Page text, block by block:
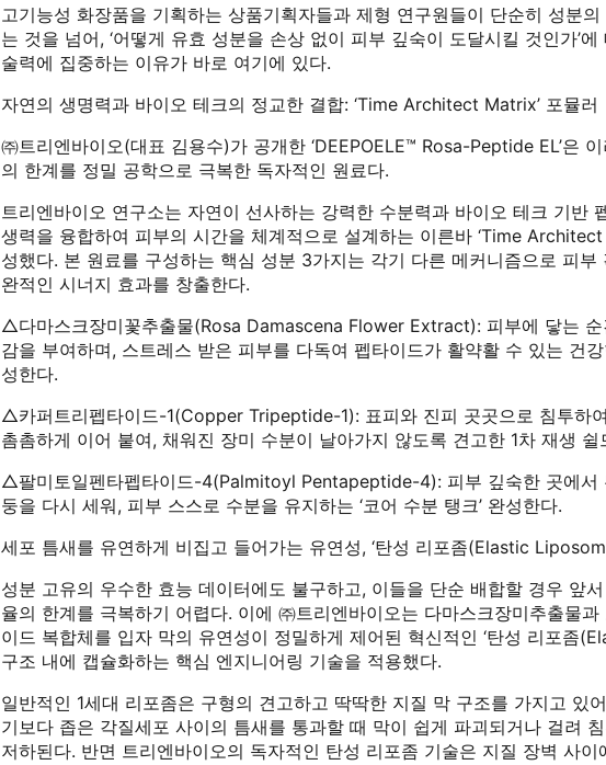
고기능성 화장품을 기획하는 상품기획자들과 제형 연구원들이 단순히 성분
는 것을 넘어, ‘어떻게 유효 성분을 손상 없이 피부 깊숙이 도달시킬 것인가’
술력에 집중하는 이유가 바로 여기에 있다.
자연의 생명력과 바이오 테크의 정교한 결합: ‘Time Architect Matrix’ 포뮬러
㈜트리엔바이오(대표 김용수)가 공개한 ‘DEEPOELE™ Rosa-Peptide EL’은
의 한계를 정밀 공학으로 극복한 독자적인 원료다.
트리엔바이오 연구소는 자연이 선사하는 강력한 수분력과 바이오 테크 기반
생력을 융합하여 피부의 시간을 체계적으로 설계하는 이른바 ‘Time
성했다. 본 원료를 구성하는 핵심 성분 3가지는 각기 다른 메커니즘으로 피부
완적인 시너지 효과를 창출한다.
△다마스크장미꽃추출물(Rosa Damascena Flower Extract): 피부에 닿는 순
감을 부여하며, 스트레스 받은 피부를 다독여 펩타이드가 활약활 수 있는 건
성한다.
△카퍼트리펩타이드-1(Copper Tripeptide-1): 표피와 진피 곳곳으로 침투하
촘촘하게 이어 붙여, 채워진 장미 수분이 날아가지 않도록 견고한 1차 재생 쉴
△팔미토일펜타펩타이드-4(Palmitoyl Pentapeptide-4): 피부 깊숙한 곳에서
둥을 다시 세워, 피부 스스로 수분을 유지하는 ‘코어 수분 탱크’ 완성한다.
세포 틈새를 유연하게 비집고 들어가는 유연성, ‘탄성 리포좀(Elastic
성분 고유의 우수한 효능 데이터에도 불구하고, 이들을 단순 배합할 경우 앞
율의 한계를 극복하기 어렵다. 이에 ㈜트리엔바이오는 다마스크장미추출물
이드 복합체를 입자 막의 유연성이 정밀하게 제어된 혁신적인 ‘탄성 리포좀
구조 내에 캡슐화하는 핵심 엔지니어링 기술을 적용했다.
일반적인 1세대 리포좀은 구형의 견고하고 딱딱한 지질 막 구조를 가지고 있
기보다 좁은 각질세포 사이의 틈새를 통과할 때 막이 쉽게 파괴되거나 걸려
저하된다. 반면 트리엔바이오의 독자적인 탄성 리포좀 기술은 지질 장벽 사이